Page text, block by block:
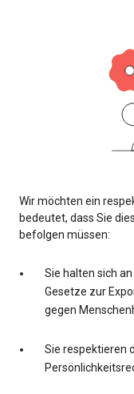
Wir möchten ein
bedeutet, dass Sie
befolgen müssen:
Sie halten sich
Gesetze zur
gegen
Sie respektieren